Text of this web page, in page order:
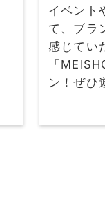
イベント
て、ブラ
感じてい
「
ン！ぜひ